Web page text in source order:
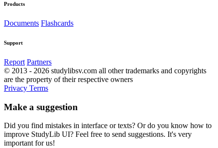
Products
Documents Flashcards
Support
Report Partners
© 2013 - 2026 studylibsv.com all other trademarks and copyrights
are the property of their respective owners
Privacy Terms
Make a suggestion
Did you find mistakes in interface or texts? Or do you know how to
improve StudyLib UI? Feel free to send suggestions. It's very
important for us!